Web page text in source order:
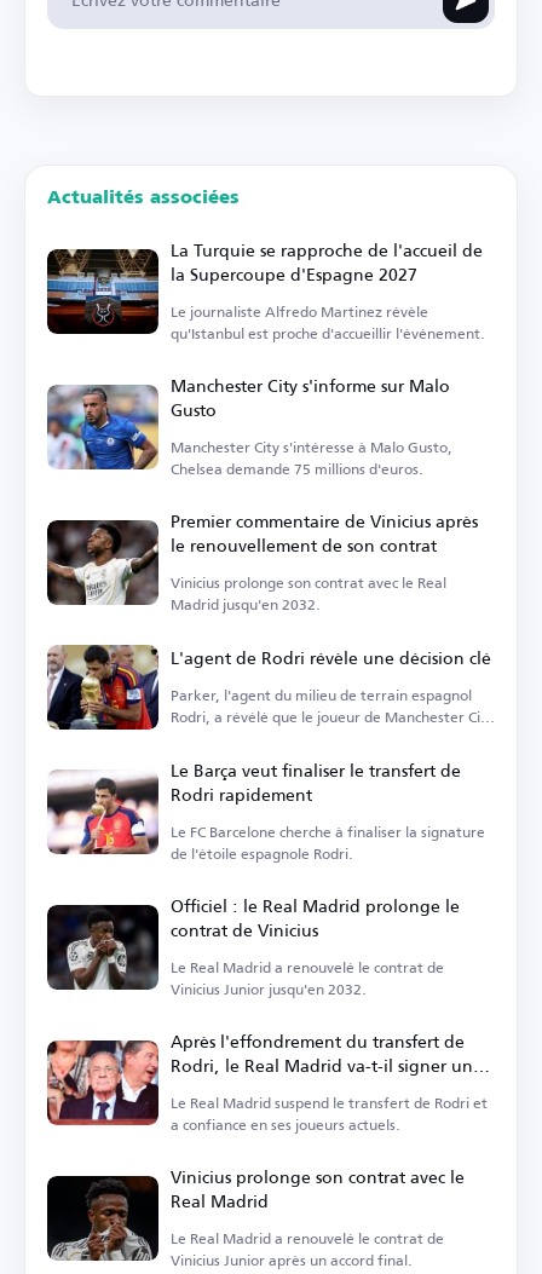
Actualités associées
La Turquie se rapproche de l'accueil de
la Supercoupe d'Espagne 2027
Le journaliste Alfredo Martinez révèle
qu'Istanbul est proche d'accueillir l'événement.
Manchester City s'informe sur Malo
Gusto
Manchester City s'intéresse à Malo Gusto,
Chelsea demande 75 millions d'euros.
Premier commentaire de Vinicius après
le renouvellement de son contrat
Vinicius prolonge son contrat avec le Real
Madrid jusqu'en 2032.
L'agent de Rodri révèle une décision clé
Parker, l'agent du milieu de terrain espagnol
Rodri, a révélé que le joueur de Manchester City
Le Barça veut finaliser le transfert de
Rodri rapidement
Le FC Barcelone cherche à finaliser la signature
de l'étoile espagnole Rodri.
Officiel : le Real Madrid prolonge le
contrat de Vinicius
Le Real Madrid a renouvelé le contrat de
Vinicius Junior jusqu'en 2032.
Après l'effondrement du transfert de
Rodri, le Real Madrid va-t-il signer un
milieu de terrain ?
Le Real Madrid suspend le transfert de Rodri et
a confiance en ses joueurs actuels.
Vinicius prolonge son contrat avec le
Real Madrid
Le Real Madrid a renouvelé le contrat de
Vinicius Junior après un accord final.